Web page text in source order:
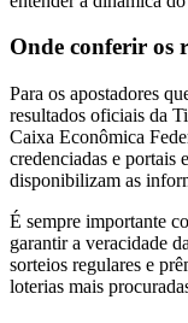
Onde conferir os
Para os apostadores
resultados oficiais da
Caixa Econômica
credenciadas e portais
disponibilizam as
É sempre importante
garantir a veracidade
sorteios regulares e
loterias mais